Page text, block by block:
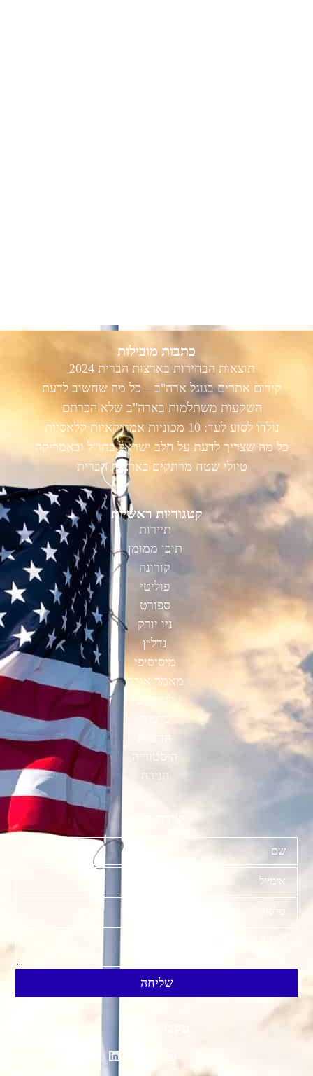
כתבות מובילות
תוצאות הבחירות בארצות הברית 2024
קידום אתרים בגוגל ארה"ב – כל מה שחשוב לדעת
השקעות משתלמות בארה"ב שלא הכרתם
נולדו לסוע לעד: 10 מכוניות אמריקאיות קלאסיות
כל מה שצריך לדעת על חלב ישראל בחו"ל ובאמריקה
טיולי שטח מרתקים בארצות הברית
קטגוריות ראשיות
תיירות
תוכן ממומן
קורונה
פוליטי
ספורט
ניו יורק
נדל״ן
מיסיסיפי
מאמר אורח
לימודים
כלכלה
חדשות
היסטוריה
הגירה
שליחה